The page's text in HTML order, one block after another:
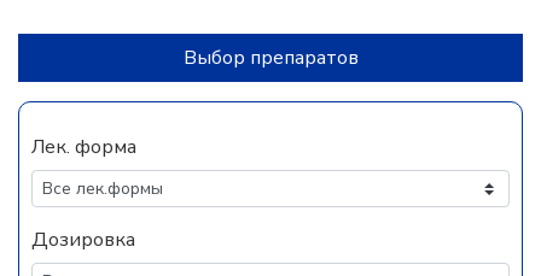
Выбор препаратов
Лек. форма
Дозировка